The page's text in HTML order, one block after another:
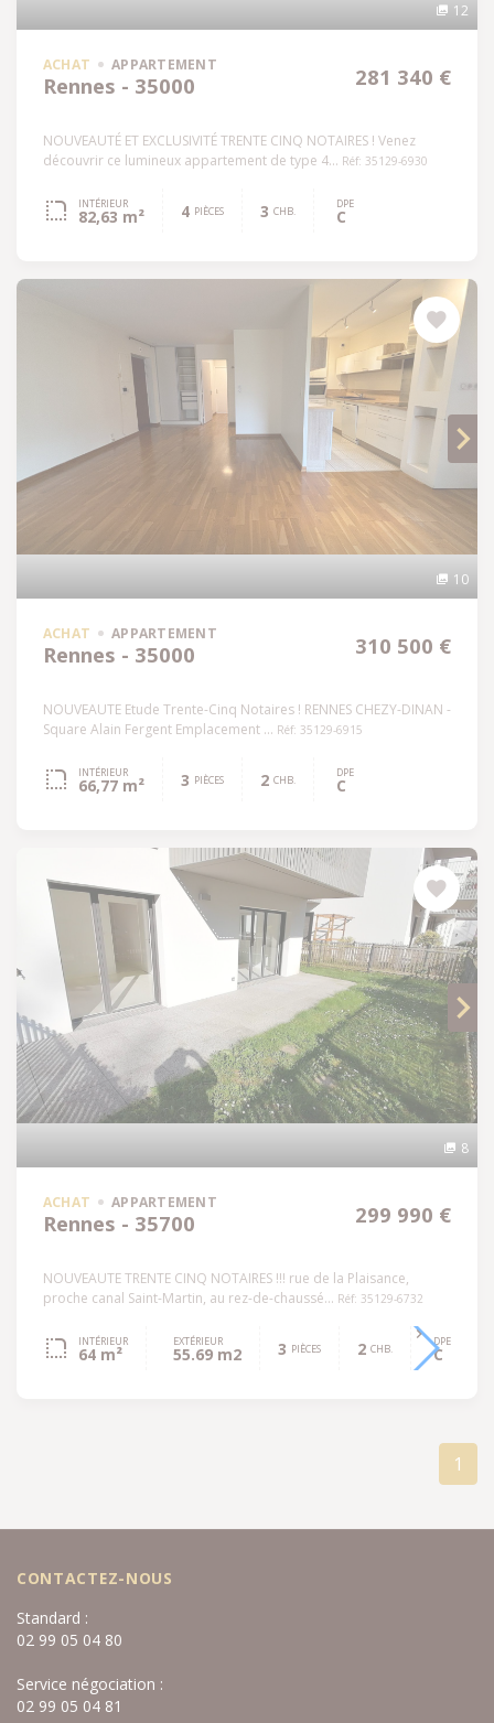
12
ACHAT APPARTEMENT
Rennes - 35000 281 340 €
NOUVEAUTÉ ET EXCLUSIVITÉ TRENTE CINQ NOTAIRES ! Venez
découvrir ce lumineux appartement de type 4... Réf: 35129-6930
INTÉRIEUR
82,63 m² 4 PIÈCES 3 CHB. DPE
C
10
ACHAT APPARTEMENT
Rennes - 35000 310 500 €
NOUVEAUTE Etude Trente-Cinq Notaires ! RENNES CHEZY-DINAN -
Square Alain Fergent Emplacement ... Réf: 35129-6915
INTÉRIEUR
66,77 m² 3 PIÈCES 2 CHB. DPE
C
8
ACHAT APPARTEMENT
Rennes - 35700 299 990 €
NOUVEAUTE TRENTE CINQ NOTAIRES !!! rue de la Plaisance,
proche canal Saint-Martin, au rez-de-chaussé... Réf: 35129-6732
INTÉRIEUR
64 m²
EXTÉRIEUR
55.69 m2 3 PIÈCES 2 CHB. DPE
C
1
CONTACTEZ-NOUS
Standard :
02 99 05 04 80
Service négociation :
02 99 05 04 81